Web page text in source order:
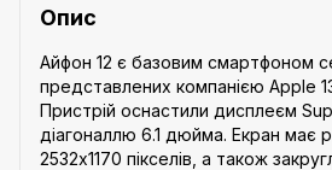
Опис
Айфон 12 є базовим смартфоном
представлених компанією Apple
Пристрій оснастили дисплеєм
діагоналлю 6.1 дюйма. Екран має
2532х1170 пікселів, а також